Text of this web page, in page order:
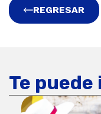
REGRESAR
Te